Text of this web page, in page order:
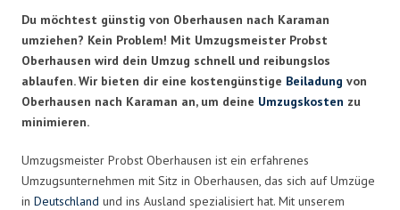
Du möchtest günstig von Oberhausen nach Karaman
umziehen? Kein Problem! Mit Umzugsmeister Probst
Oberhausen wird dein Umzug schnell und reibungslos
ablaufen. Wir bieten dir eine kostengünstige Beiladung von
Oberhausen nach Karaman an, um deine Umzugskosten zu
minimieren.
Umzugsmeister Probst Oberhausen ist ein erfahrenes
Umzugsunternehmen mit Sitz in Oberhausen, das sich auf Umzüge
in Deutschland und ins Ausland spezialisiert hat. Mit unserem